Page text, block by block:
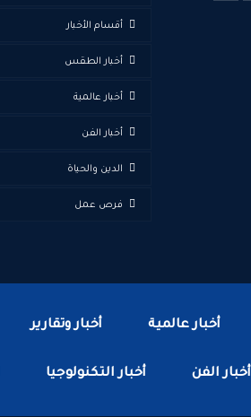
أقسام الأخبار
أخبار الطقس
أخبار عالمية
أخبار الفن
الدين والحياة
فرص عمل
أخبار عالمية أخبار وتقارير
أخبار الفن أخبار التكنولوجيا